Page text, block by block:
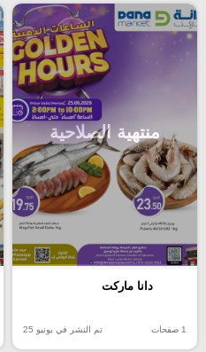
منتهية الصلاحية
دانا ماركت
1 صفحات تم النشر في يونيو 25